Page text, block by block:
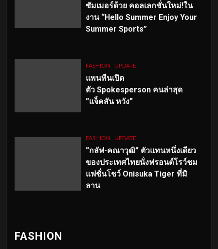
ซัมเมอร์ด้วย คอลเลกชั่นใหม่!ใน
งาน “Hello Summer Enjoy Your
Summer Sports”
FASHION UPDATE
แพนทีนเปิด
ตัว Spokesperson คนล่าสุด
“แจ็คสัน หวัง”
FASHION UPDATE
“กลัฟ-คณาวุฒิ” ตัวแทนหนึ่งเดียว
ของประเทศไทยนั่งฟรอนต์โรว์ชม
แฟชั่นโชว์ Onisuka Tiger ที่มิ
ลาน
FASHION